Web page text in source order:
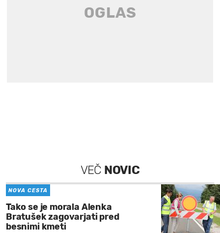
VEČ NOVIC
NOVA CESTA
Tako se je morala Alenka
Bratušek zagovarjati pred
besnimi kmeti